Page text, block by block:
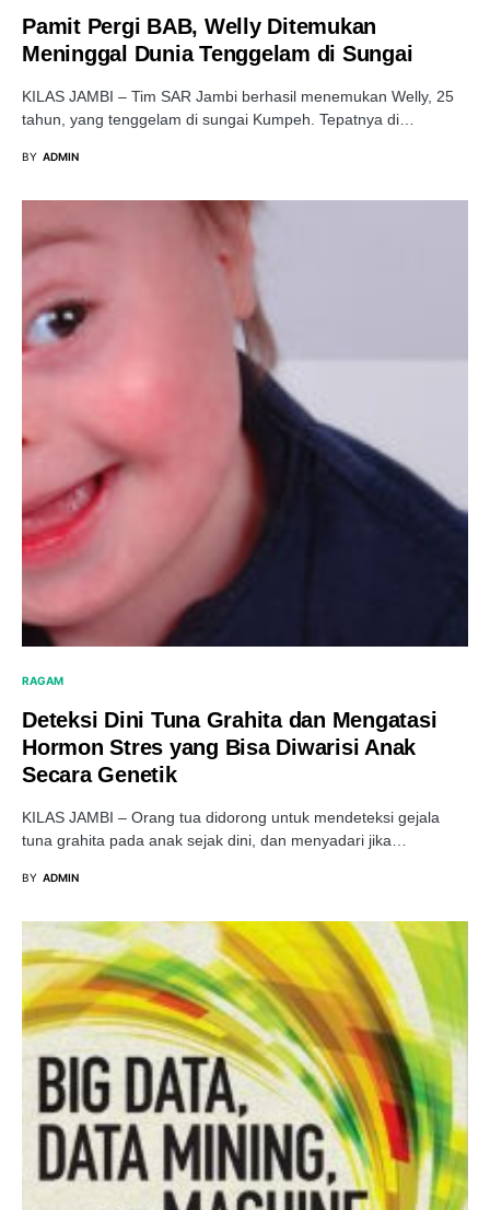
Pamit Pergi BAB, Welly Ditemukan
Meninggal Dunia Tenggelam di Sungai
KILAS JAMBI – Tim SAR Jambi berhasil menemukan Welly, 25
tahun, yang tenggelam di sungai Kumpeh. Tepatnya di…
BY ADMIN
RAGAM
Deteksi Dini Tuna Grahita dan Mengatasi
Hormon Stres yang Bisa Diwarisi Anak
Secara Genetik
KILAS JAMBI – Orang tua didorong untuk mendeteksi gejala
tuna grahita pada anak sejak dini, dan menyadari jika…
BY ADMIN